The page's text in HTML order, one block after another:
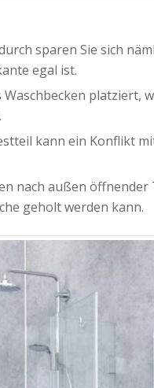
sparen Sie sich
egal ist.
kann ein Konflikt
nach außen
geholt werden kann.